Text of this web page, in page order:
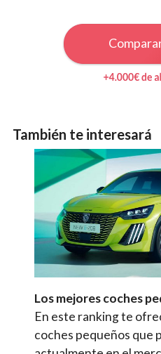
También te interesará
Los mejores coches
En este ranking te
coches pequeños que